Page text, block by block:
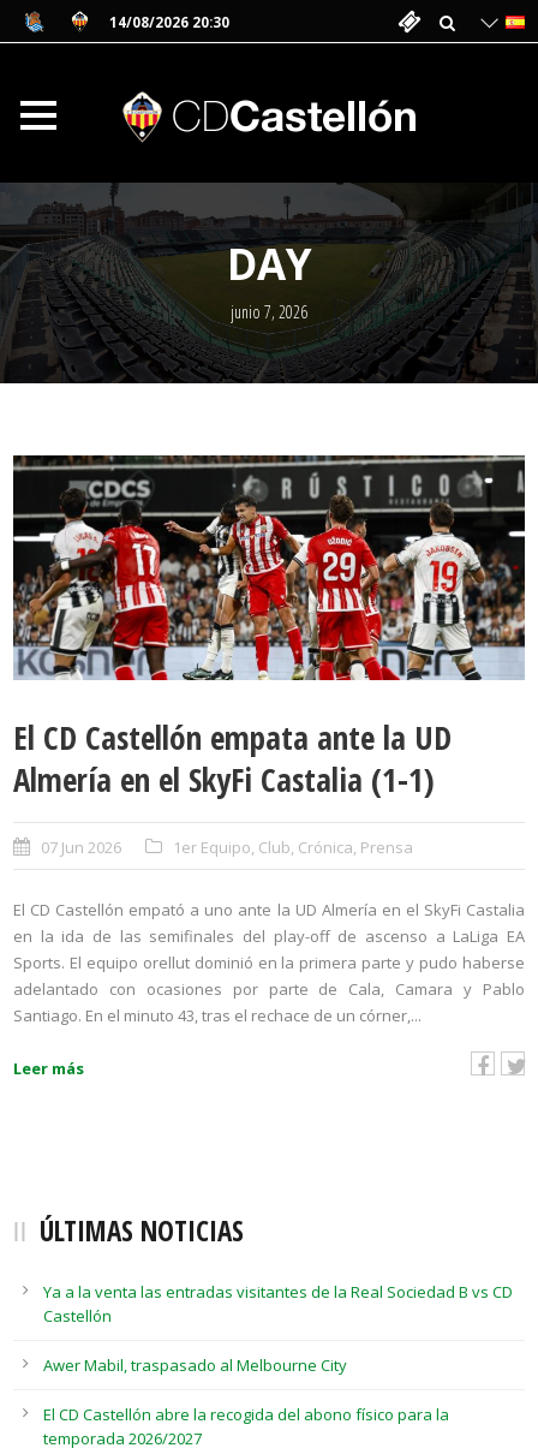
14/08/2026 20:30
DAY
junio 7, 2026
El CD Castellón empata ante la UD
Almería en el SkyFi Castalia (1-1)
07 Jun 2026 1er Equipo, Club, Crónica, Prensa
El CD Castellón empató a uno ante la UD Almería en el SkyFi Castalia
en la ida de las semifinales del play-off de ascenso a LaLiga EA
Sports. El equipo orellut dominió en la primera parte y pudo haberse
adelantado con ocasiones por parte de Cala, Camara y Pablo
Santiago. En el minuto 43, tras el rechace de un córner,...
Leer más
ÚLTIMAS NOTICIAS
Ya a la venta las entradas visitantes de la Real Sociedad B vs CD
Castellón
Awer Mabil, traspasado al Melbourne City
El CD Castellón abre la recogida del abono físico para la
temporada 2026/2027